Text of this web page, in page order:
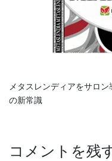
メタスレンディアをサロ
の新常識
コメントを残